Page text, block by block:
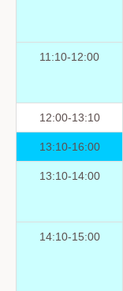
11:10-12:00
12:00-13:10
13:10-16:00
13:10-14:00
14:10-15:00